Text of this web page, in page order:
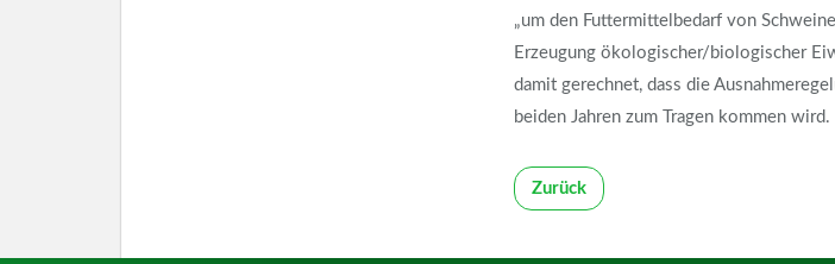
„um den Futtermittelbedarf von
Erzeugung ökologischer/biologischer
damit gerechnet, dass die
beiden Jahren zum Tragen kommen wird.
Zurück